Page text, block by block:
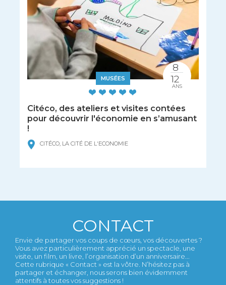
MUSÉES
Citéco, des ateliers et visites contées
pour découvrir l'économie en s’amusant
!
CITÉCO, LA CITÉ DE L'ECONOMIE
8
12
ANS
CONTACT
Envie de partager vos coups de cœurs, vos découvertes ?
Vous avez particulièrement apprécié un spectacle, une
visite, un film, un livre, l’organisation d’un anniversaire...
Cette rubrique « Contact » est la vôtre. N’hésitez pas à
partager et échanger, nous serons bien évidemment
attentifs à toutes vos suggestions !